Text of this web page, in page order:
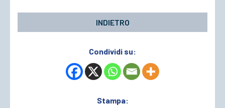
INDIETRO
Condividi su:
Stampa: